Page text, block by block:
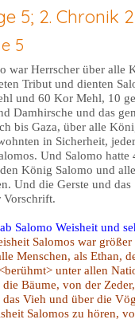
5; 2. Chronik 2
5
war Herrscher über alle
Tribut und dienten
und 60 Kor Mehl, 10
Damhirsche und das
bis Gaza, über alle
in Sicherheit,
Und Salomo
König Salomo und
Und die Gerste und
Vorschrift.
Salomo Weisheit und
Salomos war
Menschen, als Ethan,
unter allen
die Bäume, von der
das Vieh und über die
Salomos zu hören,